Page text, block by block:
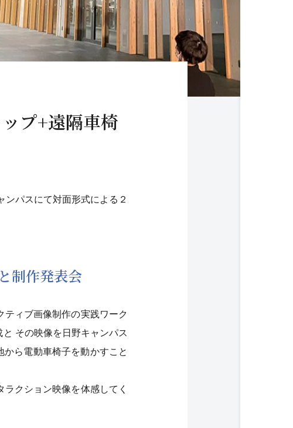
プ+遠隔車椅
パスにて対面形式による２
制作発表会
ィブ画像制作の実践ワーク
その映像を日野キャンパス
ら電動車椅子を動かすこと
クション映像を体感してく